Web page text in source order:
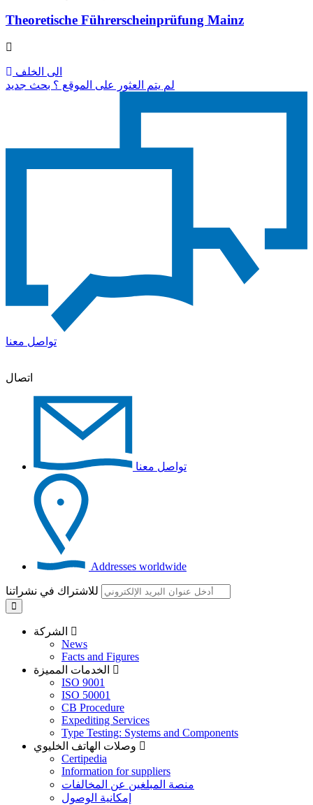
Theoretische Führerscheinprüfung Mainz
الى الخلف
لم يتم العثور على الموقع ؟ بحث جديد
تواصل معنا
اتصال
تواصل معنا
Addresses worldwide
للاشتراك في نشراتنا
News
Facts and Figures
ISO 9001
ISO 50001
CB Procedure
Expediting Services
Type Testing: Systems and Components
Certipedia
Information for suppliers
منصة المبلغين عن المخالفات
إمكانية الوصول